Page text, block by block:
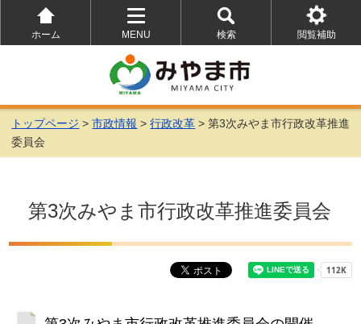
ホーム
MENU
を
開
く
検索
を
開
く
閲覧補助
を
トップページ >市政情報 >行政改革 > 第3次みやま市行政改革推進
委員会
第3次みやま市行政改革推進委員会